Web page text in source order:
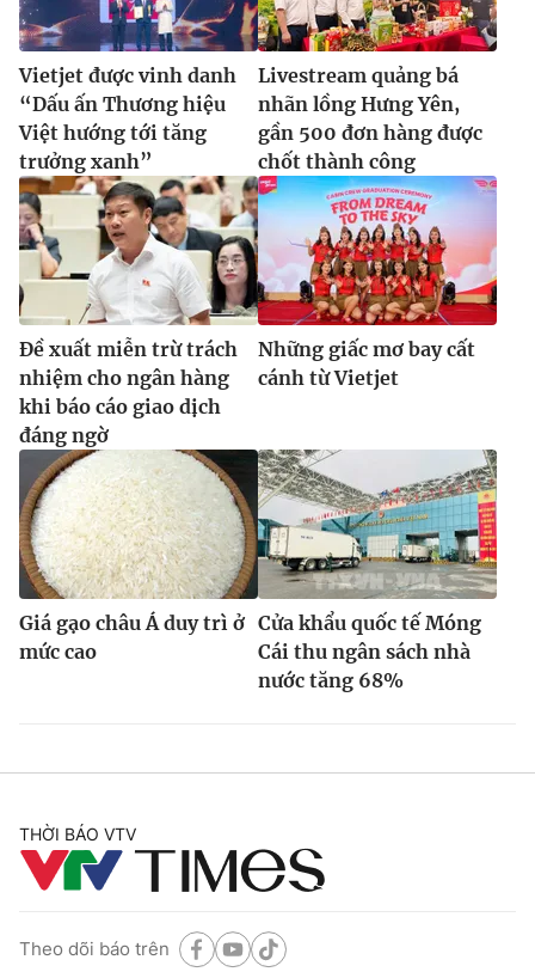
Vietjet được vinh danh
“Dấu ấn Thương hiệu
Việt hướng tới tăng
trưởng xanh”
Livestream quảng bá
nhãn lồng Hưng Yên,
gần 500 đơn hàng được
chốt thành công
Đề xuất miễn trừ trách
nhiệm cho ngân hàng
khi báo cáo giao dịch
đáng ngờ
Những giấc mơ bay cất
cánh từ Vietjet
Giá gạo châu Á duy trì ở
mức cao
Cửa khẩu quốc tế Móng
Cái thu ngân sách nhà
nước tăng 68%
THỜI BÁO VTV
Theo dõi báo trên